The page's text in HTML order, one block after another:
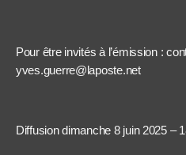
Pour être invités à l’émission :
yves.guerre@laposte.net
Diffusion dimanche 8 juin 2025 –